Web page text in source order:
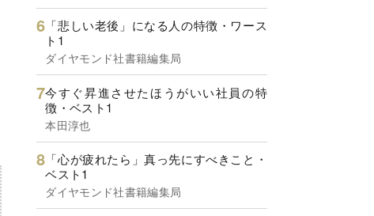
「悲しい老後」になる人の特徴・ワース
ト1
ダイヤモンド社書籍編集局
今すぐ昇進させたほうがいい社員の特
徴・ベスト1
本田淳也
「心が疲れたら」真っ先にすべきこと・
ベスト1
ダイヤモンド社書籍編集局